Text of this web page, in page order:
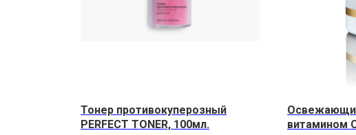
Тонер противокуперозный
PERFECT TONER, 100мл.
витамином